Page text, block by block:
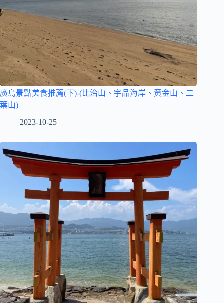
廣島景點美食推薦(下)-(比治山、宇品海岸、黃金山、二
葉山)
2023-10-25